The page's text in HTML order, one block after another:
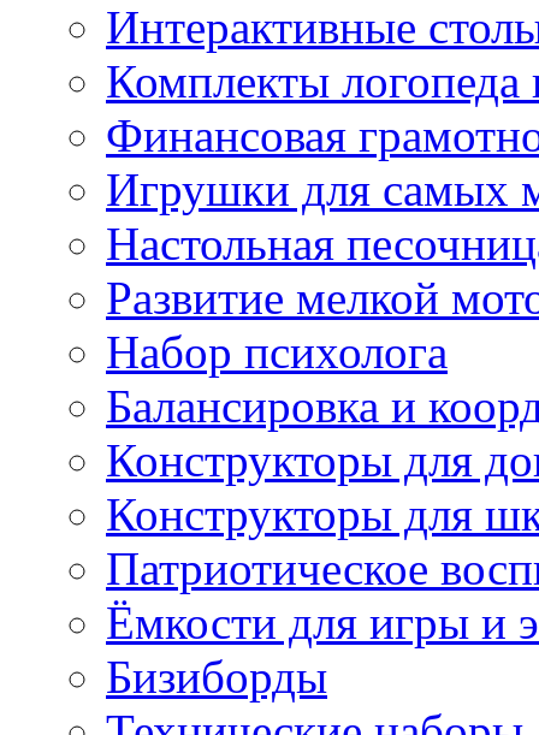
Интерактивные
Комплекты логопеда
Финансовая
Игрушки для самых
Настольная
Развитие мелкой
Набор психолога
Балансировка и
Конструкторы для
Конструкторы для
Патриотическое
Ёмкости для игры и
Бизиборды